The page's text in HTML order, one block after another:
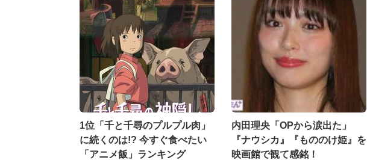
1位「千と千尋のプルプル肉」
に続くのは!? 今すぐ食べたい
「アニメ飯」ランキング
内田理央「OPから涙出た」
『ナウシカ』『もののけ姫』を
映画館で観て感銘！